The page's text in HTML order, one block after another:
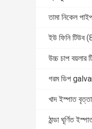
তামা নিকেল
ইউ ফিনি টিউব
উচ্চ চাপ বয়লার
গরম ডিপ
খাদ ইস্পাত
ঠান্ডা ঘূর্ণিত